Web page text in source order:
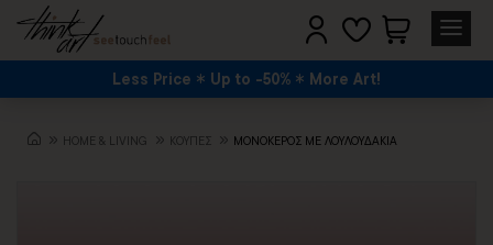
Less Price Up to -50% More Art!
HOME & LIVING ΚΟΥΠΕΣ ΜΟΝΟΚΕΡΟΣ ΜΕ ΛΟΥΛΟΥΔΑΚΙΑ